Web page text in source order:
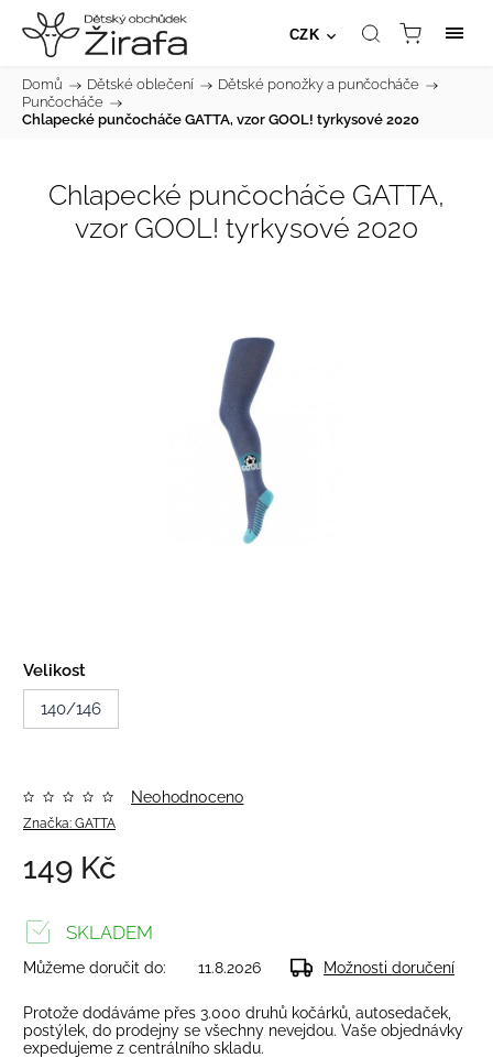
CZK
Domů / Dětské oblečení / Dětské ponožky a punčocháče /
Punčocháče /
Chlapecké punčocháče GATTA, vzor GOOL! tyrkysové 2020
Chlapecké punčocháče GATTA,
vzor GOOL! tyrkysové 2020
Velikost
140/146
Značka: GATTA
Neohodnoceno
149 Kč
SKLADEM
Můžeme doručit do: 11.8.2026 Možnosti doručení
Protože dodáváme přes 3.000 druhů kočárků, autosedaček,
postýlek, do prodejny se všechny nevejdou. Vaše objednávky
expedujeme z centrálního skladu.